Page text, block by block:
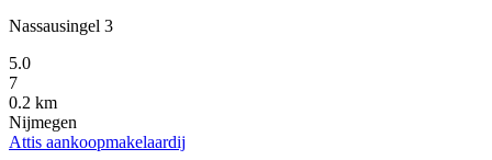
Nassausingel 3
5.0
7
0.2 km
Nijmegen
Attis aankoopmakelaardij